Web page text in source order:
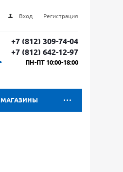
Вход Регистрация
+7 (812) 309-74-04
+7 (812) 642-12-97
ПН-ПТ 10:00-18:00
МАГАЗИНЫ